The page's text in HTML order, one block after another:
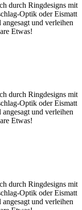
durch Ringdesigns mit
Optik oder Eismatt
und verleihen
Etwas!
durch Ringdesigns mit
Optik oder Eismatt
und verleihen
Etwas!
durch Ringdesigns mit
Optik oder Eismatt
und verleihen